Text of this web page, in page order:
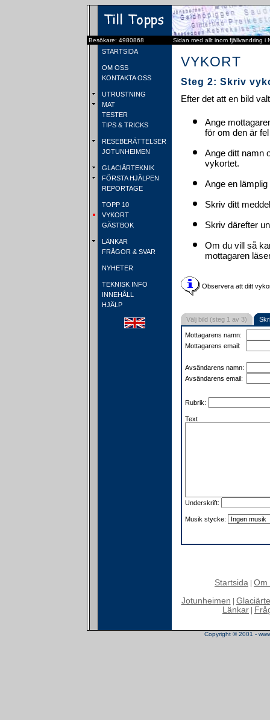
Besökare: 4980868 Sidan med allt inom fjällvandring i
STARTSIDA
OM OSS
KONTAKTA OSS
UTRUSTNING
MAT
TESTER
TIPS & TRICKS
RESEBERÄTTELSER
JOTUNHEIMEN
GLACIÄRTEKNIK
FÖRSTA HJÄLPEN
REPORTAGE
TOPP 10
VYKORT
GÄSTBOK
LÄNKAR
FRÅGOR & SVAR
NYHETER
TEKNISK INFO
INNEHÅLL
HJÄLP
VYKORT
Steg 2: Skriv
Efter det att en bild
Ange
för om den är
Ange ditt namn
vykortet.
Ange en lämplig
Skriv ditt
Skriv därefter
Om du vill så
mottagaren
Observera att ditt
Välj bild (steg 1 av 3)
Mottagarens namn:
Mottagarens email:
Avsändarens namn:
Avsändarens email:
Rubrik:
Text
Underskrift:
Musik stycke:
Startsida Om
Jotunheimen
Länkar
Copyright © 2001 -